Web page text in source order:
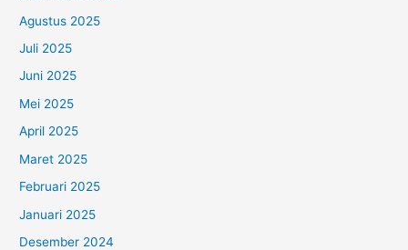
Agustus 2025
Juli 2025
Juni 2025
Mei 2025
April 2025
Maret 2025
Februari 2025
Januari 2025
Desember 2024